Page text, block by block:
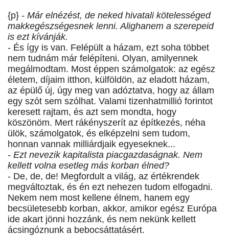
{p} - Már elnézést, de neked hivatali kötelességed
makkegészségesnek lenni. Alighanem a szerepeid
is ezt kívánják.
- És így is van. Felépült a házam, ezt soha többet
nem tudnám már felépíteni. Olyan, amilyennek
megálmodtam. Most éppen számolgatok: az egész
életem, díjaim itthon, külföldön, az eladott házam,
az épülő új, úgy meg van adóztatva, hogy az állam
egy szót sem szólhat. Valami tizenhatmillió forintot
keresett rajtam, és azt sem mondta, hogy
köszönöm. Mert rákényszerít az építkezés, néha
ülök, számolgatok, és elképzelni sem tudom,
honnan vannak milliárdjaik egyeseknek...
- Ezt nevezik kapitalista piacgazdaságnak. Nem
kellett volna esetleg más korban élned?
- De, de, de! Megfordult a világ, az értékrendek
megváltoztak, és én ezt nehezen tudom elfogadni.
Nekem nem most kellene élnem, hanem egy
becsületesebb korban, akkor, amikor egész Európa
ide akart jönni hozzánk, és nem nekünk kellett
ácsingóznunk a bebocsáttatásért.